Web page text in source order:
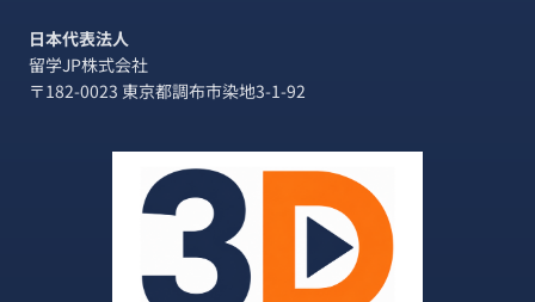
日本代表法人
留学JP株式会社
〒182-0023 東京都調布市染地3-1-92